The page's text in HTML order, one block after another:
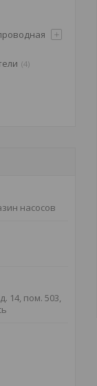
4
насосов
14, пом. 503,